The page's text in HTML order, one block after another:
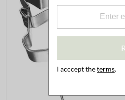
I acccept theterms.